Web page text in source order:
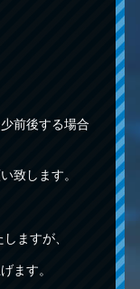
前後する場合
致します。
ますが、
ます。